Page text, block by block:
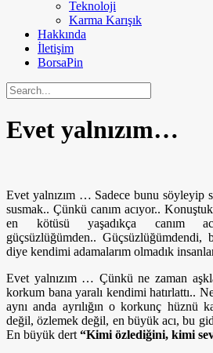
Teknoloji
Karma Karışık
Hakkında
İletişim
BorsaPin
Evet yalnızım…
Evet yalnızım … Sadece bunu söyleyip
susmak.. Çünkü canım acıyor..
en kötüsü yaşadıkça canım
güçsüzlüğümden.. Güçsüzlüğümdendi,
diye kendimi adamalarım olmadık
Evet yalnızım … Çünkü ne zaman
korkum bana yaralı kendimi hatırlattı..
aynı anda ayrılığın o korkunç hüznü
değil, özlemek değil, en büyük acı, bu
En büyük dert “Kimi özlediğini, kimi